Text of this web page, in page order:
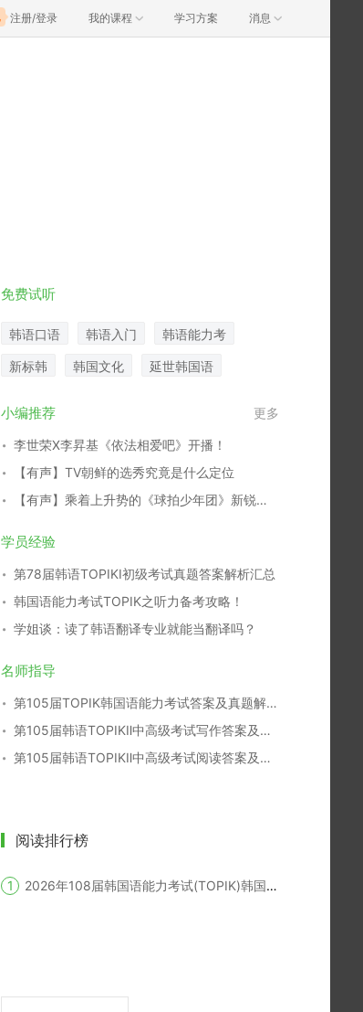
注册/登录 我的课程 学习方案 消息
免费试听
韩语口语 韩语入门 韩语能力考
新标韩 韩国文化 延世韩国语
小编推荐 更多
李世荣X李昇基《依法相爱吧》开播！
【有声】TV朝鲜的选秀究竟是什么定位
【有声】乘着上升势的《球拍少年团》新锐演员们
学员经验
第78届韩语TOPIKⅠ初级考试真题答案解析汇总
韩国语能力考试TOPIK之听力备考攻略！
学姐谈：读了韩语翻译专业就能当翻译吗？
名师指导
第105届TOPIK韩国语能力考试答案及真题解析汇总
第105届韩语TOPIKⅡ中高级考试写作答案及真题解析
第105届韩语TOPIKⅡ中高级考试阅读答案及真题解析
阅读排行榜
2026年108届韩国语能力考试(TOPIK)韩国报名时间